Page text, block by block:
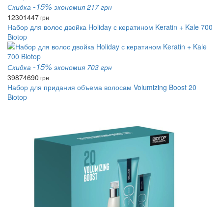
Скидка -15% экономия 217 грн
12301447грн
Набор для волос двойка Holiday с кератином Keratin + Kale 700
Biotop
Скидка -15% экономия 703 грн
39874690 грн
Набор для придания объема волосам Volumizing Boost 20
Biotop